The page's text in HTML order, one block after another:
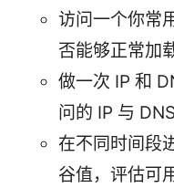
访问一个你常
否能够正常加
做一次 IP 和
问的 IP 与
在不同时间段
谷值，评估可